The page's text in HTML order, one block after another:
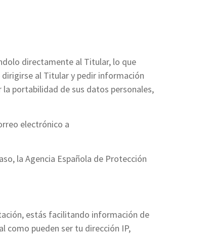
directamente al Titular, lo que
al Titular y pedir información
portabilidad de sus datos personales,
electrónico a
la Agencia Española de Protección
estás facilitando información de
como pueden ser tu dirección IP,